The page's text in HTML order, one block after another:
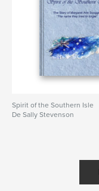
Spirit of the Southern Isle
De Sally Stevenson